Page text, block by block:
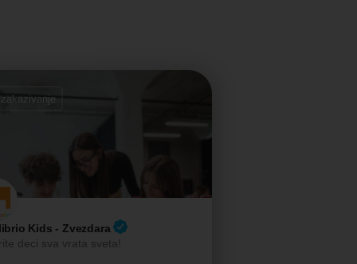
Kids - Zvezdara
deci sva vrata sveta!